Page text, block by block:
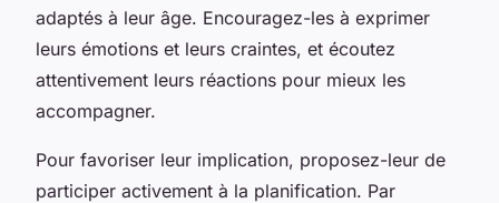
adaptés à leur âge. Encouragez-les à exprimer
leurs émotions et leurs craintes, et écoutez
attentivement leurs réactions pour mieux les
accompagner.
Pour favoriser leur implication, proposez-leur de
participer activement à la planification. Par